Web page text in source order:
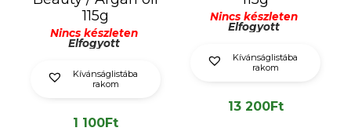
115g
Nincs készleten
Elfogyott
Kívánságlistába
rakom
1 100Ft
Nincs készleten
Elfogyott
Kívánságlistába
rakom
13 200Ft